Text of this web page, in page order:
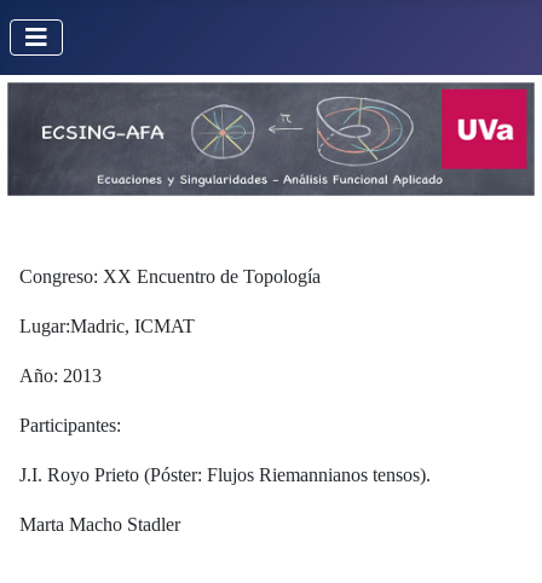
Congreso: XX Encuentro de Topología
Lugar:Madric, ICMAT
Año: 2013
Participantes:
J.I. Royo Prieto (Póster: Flujos Riemannianos tensos).
Marta Macho Stadler